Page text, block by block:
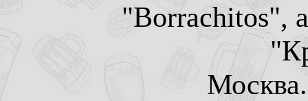
"Borrachitos",